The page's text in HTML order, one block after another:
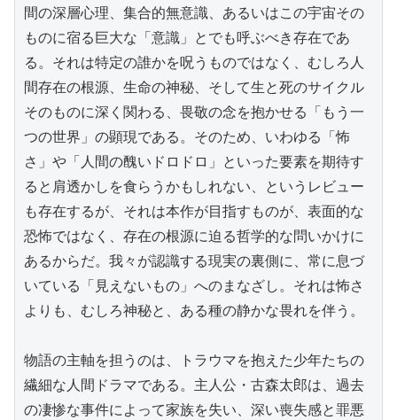
間の深層心理、集合的無意識、あるいはこの宇宙その
ものに宿る巨大な「意識」とでも呼ぶべき存在であ
る。それは特定の誰かを呪うものではなく、むしろ人
間存在の根源、生命の神秘、そして生と死のサイクル
そのものに深く関わる、畏敬の念を抱かせる「もう一
つの世界」の顕現である。そのため、いわゆる「怖
さ」や「人間の醜いドロドロ」といった要素を期待す
ると肩透かしを食らうかもしれない、というレビュー
も存在するが、それは本作が目指すものが、表面的な
恐怖ではなく、存在の根源に迫る哲学的な問いかけに
あるからだ。我々が認識する現実の裏側に、常に息づ
いている「見えないもの」へのまなざし。それは怖さ
よりも、むしろ神秘と、ある種の静かな畏れを伴う。
物語の主軸を担うのは、トラウマを抱えた少年たちの
繊細な人間ドラマである。主人公・古森太郎は、過去
の凄惨な事件によって家族を失い、深い喪失感と罪悪